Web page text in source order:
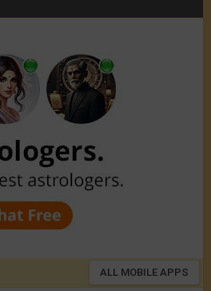
ALL MOBILE APPS